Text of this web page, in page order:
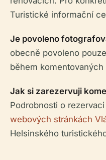
Turistické informační
Je povoleno
obecně povoleno
během komentovaných
Jak si zarezervuji
Podrobnosti o
webových stránkách
Helsinského